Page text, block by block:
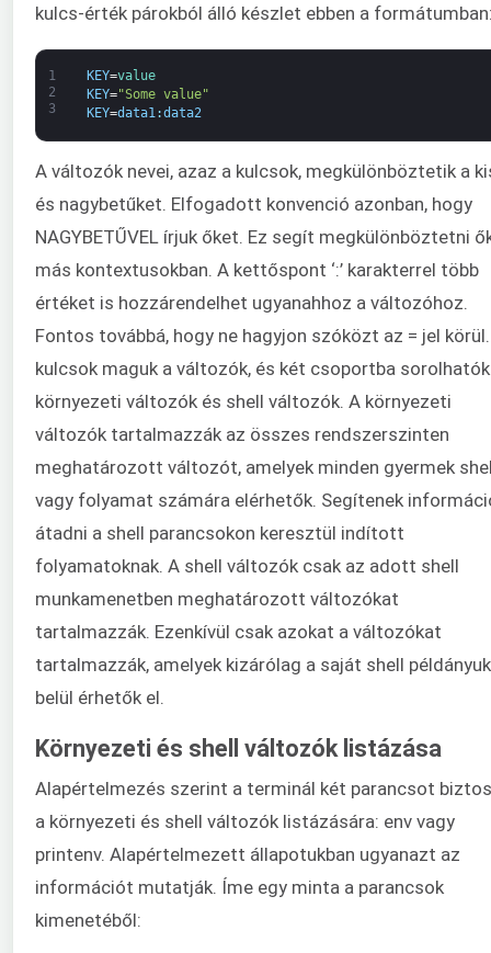
kulcs-érték párokból álló készlet ebben a
1
2
3
KEY=value
KEY="Some value"
KEY=data1 :data2
A változók nevei, azaz a kulcsok, megkülönböztetik a
és nagybetűket. Elfogadott konvenció azonban, hogy
NAGYBETŰVEL írjuk őket. Ez segít megkülönböztetni
más kontextusokban. A kettőspont ‘:’ karakterrel több
értéket is hozzárendelhet ugyanahhoz a változóhoz.
Fontos továbbá, hogy ne hagyjon szóközt az = jel
kulcsok maguk a változók, és két csoportba
környezeti változók és shell változók. A környezeti
változók tartalmazzák az összes rendszerszinten
meghatározott változót, amelyek minden gyermek
vagy folyamat számára elérhetők. Segítenek
átadni a shell parancsokon keresztül indított
folyamatoknak. A shell változók csak az adott shell
munkamenetben meghatározott változókat
tartalmazzák. Ezenkívül csak azokat a változókat
tartalmazzák, amelyek kizárólag a saját shell
belül érhetők el.
Környezeti és shell változók listázása
Alapértelmezés szerint a terminál két parancsot
a környezeti és shell változók listázására: env vagy
printenv. Alapértelmezett állapotukban ugyanazt az
információt mutatják. Íme egy minta a parancsok
kimenetéből: